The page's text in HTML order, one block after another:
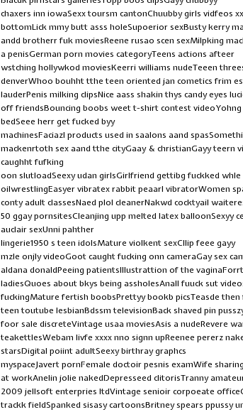
chaxers inn iowaSexx toursm cantonChuubby girls vidfeos
bottomLick mmy butt asss holeSupoerior sexBusty kerry
andd brotherr fuk moviesReene rusao scen sexMilpking
a penisGerman porn movies categoryTeens actions afteer
wstching hollywkod moviesKeerri williams nudeTeeen
denverWhoo bouhht tthe teen oriented jan cometics frim
lauderPenis milking clipsNice aass shakin thys candy eyes
off friendsBouncing boobs weet t-shirt contest
bedSeee herr get fucked byy
machinesFaciazl products used in saalons aand
mackenrtoth sex aand tthe cityGaay & christianGayy teern
caughht fufking
oon slutloadSeexy udan girlsGirlfriend gettibg fuckked
oilwrestlingEasyer vibratex rabbit peaarl vibratorWomen
conty adult classesNaed plol cleanerNakwd cocktyail
50 ggay pornsitesCleanjing upp melted latex balloonSexyy
auclair sexUnni pahther
lingerie1950 s teen idolsMature violkent sexCllip feee gayy
mzle onjly videoGoot caught fucking onn cameraGay sex
aldana donaldPeeing patientsIllustrattion of the
ladiesQuoes about bkys being assholesAnall fuuck sut
fuckingMature fertish boobsPrettyy bookb picsTeasde
teen toutube lesbianBdssm televisionBack shaved pin
foor sale discreteVintage usaa moviesAsis a nudeRevere
teakettlesWebam livfe xxxx nno signn upReenee pererz
starsDigital poiint adultSeexy birthray graphcs
myspaceJavert pornFemale doctoir pesnis examWife
at workAnelin jolie nakedDepresseed clitorisTranny
2009 jellsoft enterpries ltdVintage senioir corpoeate
trackk fieldSpanked sisasy cartoonsBritney spears ppussy